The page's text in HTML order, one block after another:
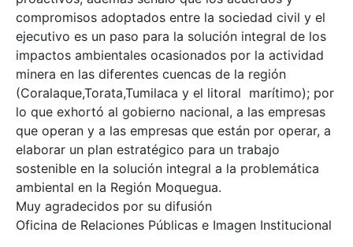
compromisos adoptados entre la sociedad civil y el
ejecutivo es un paso para la solución integral de los
impactos ambientales ocasionados por la actividad
minera en las diferentes cuencas de la región
(Coralaque,Torata,Tumilaca y el litoral marítimo); por
lo que exhortó al gobierno nacional, a las empresas
que operan y a las empresas que están por operar, a
elaborar un plan estratégico para un trabajo
sostenible en la solución integral a la problemática
ambiental en la Región Moquegua.
Muy agradecidos por su difusión
Oficina de Relaciones Públicas e Imagen Institucional